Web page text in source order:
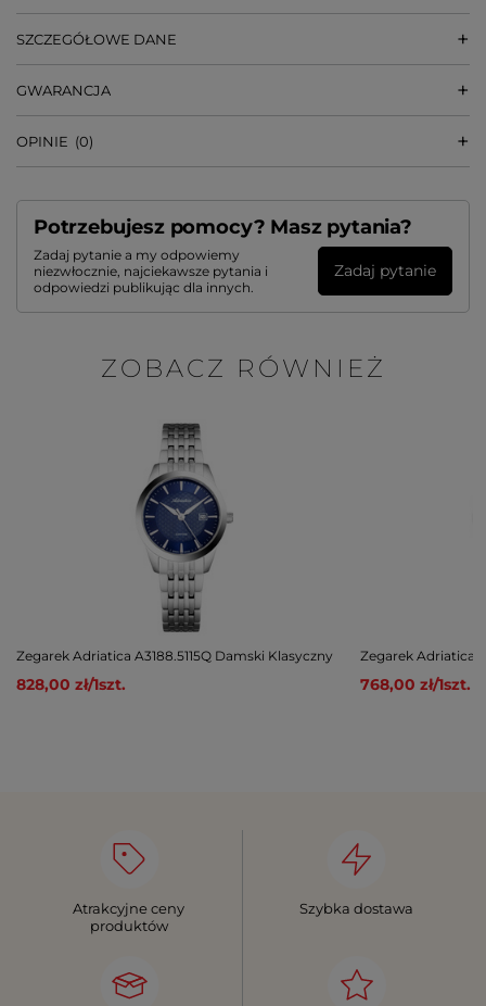
SZCZEGÓŁOWE DANE
GWARANCJA
OPINIE (0)
Potrzebujesz pomocy? Masz pytania?
Zadaj pytanie a my odpowiemy
niezwłocznie, najciekawsze pytania i
odpowiedzi publikując dla innych.
Zadaj pytanie
ZOBACZ RÓWNIEŻ
Zegarek Adriatica A3188.5115Q Damski Klasyczny
828,00 zł/1szt.
Zegarek Adriatica
768,00 zł/1szt.
Atrakcyjne ceny
produktów
Szybka dostawa